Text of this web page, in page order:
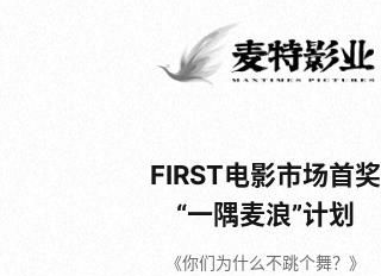
FIRST电影市场首奖
“一隅麦浪”计划
《你们为什么不跳个舞？》